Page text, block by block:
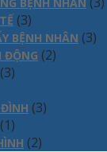
(3)
BỆNH NHÂN (3)
ĐỘNG (2)
(3)
(3)
(1)
(2)